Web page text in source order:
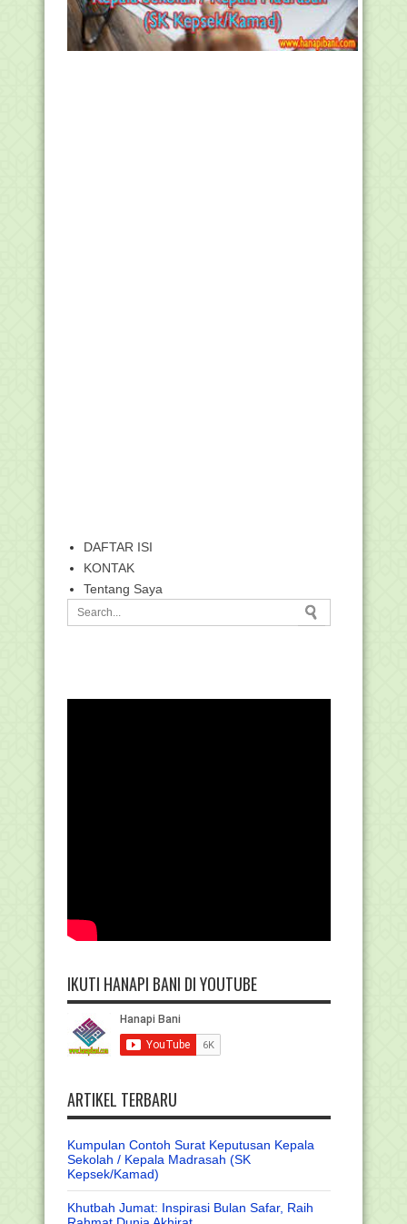
DAFTAR ISI
KONTAK
Tentang Saya
IKUTI HANAPI BANI DI YOUTUBE
ARTIKEL TERBARU
Kumpulan Contoh Surat Keputusan Kepala
Sekolah / Kepala Madrasah (SK
Kepsek/Kamad)
Khutbah Jumat: Inspirasi Bulan Safar, Raih